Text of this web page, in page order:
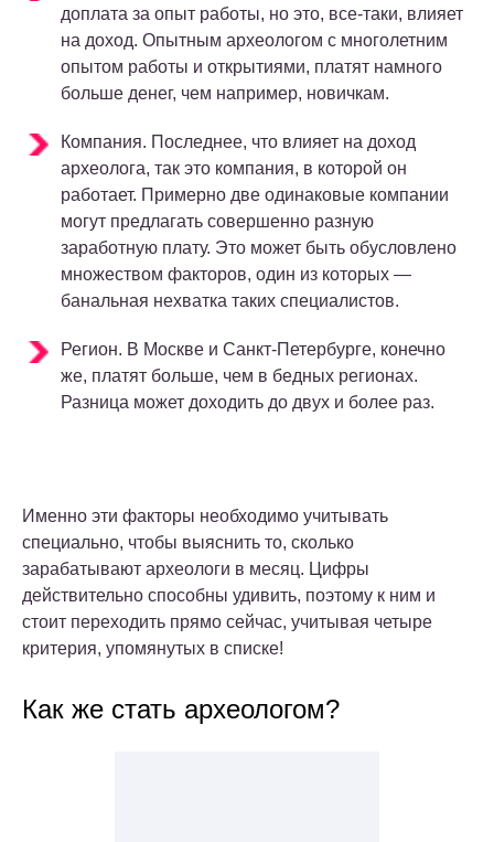
доплата за опыт работы, но это, все-таки, влияет
на доход. Опытным археологом с многолетним
опытом работы и открытиями, платят намного
больше денег, чем например, новичкам.
Компания. Последнее, что влияет на доход
археолога, так это компания, в которой он
работает. Примерно две одинаковые компании
могут предлагать совершенно разную
заработную плату. Это может быть обусловлено
множеством факторов, один из которых —
банальная нехватка таких специалистов.
Регион. В Москве и Санкт-Петербурге, конечно
же, платят больше, чем в бедных регионах.
Разница может доходить до двух и более раз.
Именно эти факторы необходимо учитывать
специально, чтобы выяснить то, сколько
зарабатывают археологи в месяц. Цифры
действительно способны удивить, поэтому к ним и
стоит переходить прямо сейчас, учитывая четыре
критерия, упомянутых в списке!
Как же стать археологом?